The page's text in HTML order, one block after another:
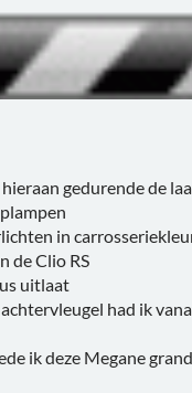
gedurende de
in
de Clio RS
uitlaat
had ik
ik deze Megane